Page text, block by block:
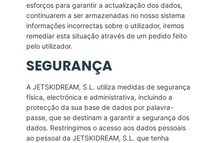
esforços para garantir a actualização dos dados,
continuarem a ser armazenadas no nosso sistema
informações incorrectas sobre o utilizador, iremos
remediar esta situação através de um pedido feito
pelo utilizador.
SEGURANÇA
A JETSKIDREAM, S.L. utiliza medidas de segurança
física, electrónica e administrativa, incluindo a
protecção da sua base de dados por palavra-
passe, que se destinam a garantir a segurança dos
dados. Restringimos o acesso aos dados pessoais
ao pessoal da JETSKIDREAM, S.L. que tenha